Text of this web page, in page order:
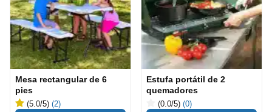
Mesa rectangular de 6
pies
(5.0/5) (2)
Estufa portátil de 2
quemadores
(0.0/5) (0)